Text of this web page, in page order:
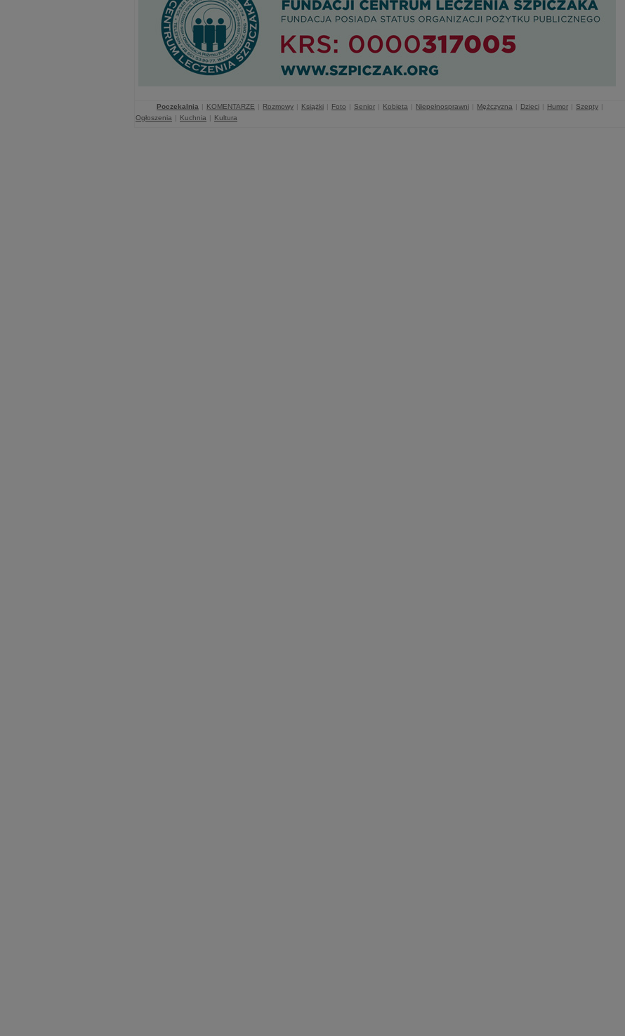
Poczekalnia | KOMENTARZE | Rozmowy | Książki | Foto | Senior | Kobieta | Niepełnosprawni | Mężczyzna | Dzieci | Humor | Szepty |
Ogłoszenia | Kuchnia | Kultura